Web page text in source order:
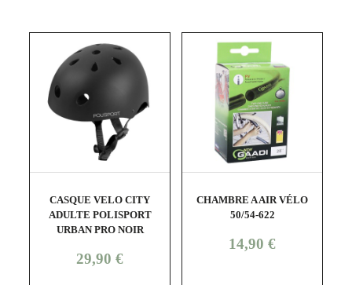
shopping_cart visibility
CASQUE VELO CITY
ADULTE POLISPORT
URBAN PRO NOIR
Prix
29,90 €
shopping_cart visibility
CHAMBRE A AIR VÉLO
50/54-622
Prix
14,90 €